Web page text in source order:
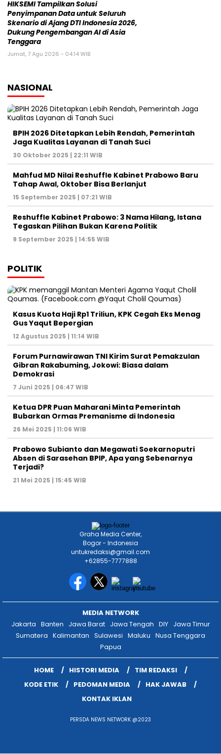
NASIONAL
30 Oktober 2025 | 22:11 WIB
Mahfud MD Nilai Reshuffle Kabinet Prabowo Baru
Tahap Awal, Oktober Bisa Berlanjut
15 September 2025 | 07:21 WIB
Reshuffle Kabinet Prabowo: 3 Nama Hilang, Istana
Tegaskan Pilihan Bukan Karena Politik
9 September 2025 | 14:55 WIB
POLITIK
Kasus Kuota Haji Rp1 Triliun, KPK Cegah Eks Menag
12 Agustus 2025 | 11:14 WIB
Forum Purnawirawan TNI Kirim Surat Pemakzulan
Gibran Rakabuming, Jokowi: Biasa dalam
Demokrasi
7 Juni 2025 | 06:47 WIB
Ketua DPR Puan Maharani Minta Pemerintah
Bubarkan Ormas Premanisme di Indonesia
26 Mei 2025 | 11:06 WIB
Absen di Sarasehan BPIP, Apa yang Sebenarnya
Terjadi?
21 Mei 2025 | 15:45 WIB
untukredaksi@gmail.com
MEDIA NETWORK
Jawa Barat Jawa Tengah
Papua
HOME HISTORI MEDIA
TIM REDAKSI
PEDOMAN MEDIA
PERSDA NEWS NETWORK @2023